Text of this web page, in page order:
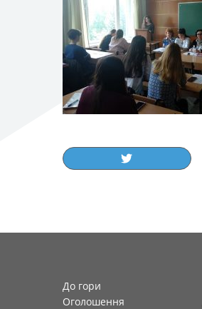
До гори
Оголошення